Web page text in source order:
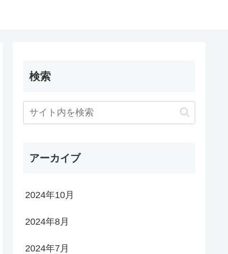
検索
アーカイブ
2024年10月
2024年8月
2024年7月